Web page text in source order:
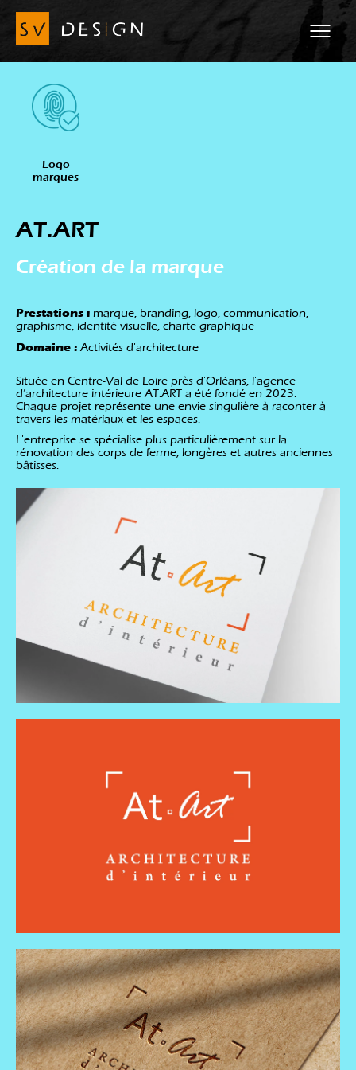
Logo
marques
AT.ART
Création de la marque
Prestations : marque, branding, logo, communication,
graphisme, identité visuelle, charte graphique
Domaine : Activités d'architecture
Située en Centre-Val de Loire près d'Orléans, l'agence
d’architecture intérieure AT.ART a été fondé en 2023.
Chaque projet représente une envie singulière à raconter à
travers les matériaux et les espaces.
L'entreprise se spécialise plus particulièrement sur la
rénovation des corps de ferme, longères et autres anciennes
bâtisses.